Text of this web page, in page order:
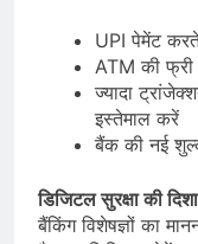
UPI पेमेंट
ATM की फ्री
ज्यादा
इस्तेमाल करें
बैंक की नई
डिजिटल सुरक्षा की
बैंकिंग विशेषज्ञों का